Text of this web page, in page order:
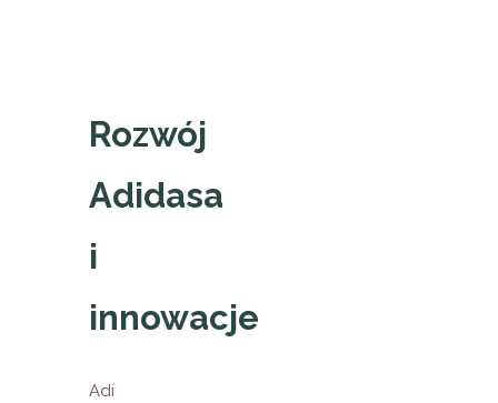
Rozwój
Adidasa
i
innowacje
Adi